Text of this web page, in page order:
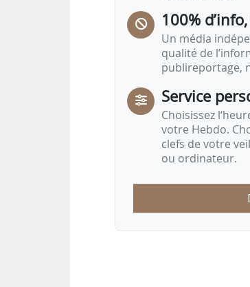
100%
Un média
qualité de
publireportage,
Service
Choisissez
votre Hebdo.
clefs de votre
ou ordinateur.